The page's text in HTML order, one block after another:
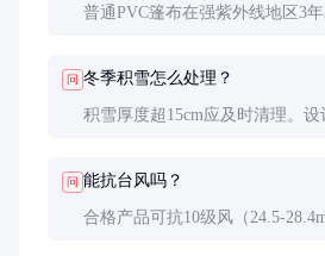
普通PVC篷布在强紫外线地区3
问 冬季积雪怎么处理？
积雪厚度超15cm应及时清理。设
问 能抗台风吗？
合格产品可抗10级风（24.5-